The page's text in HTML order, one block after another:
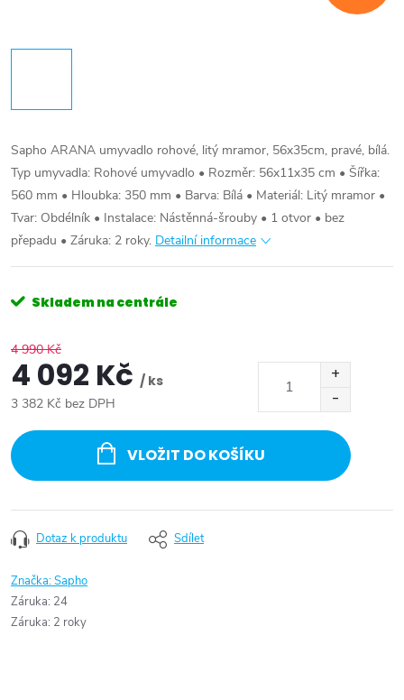
Sapho ARANA umyvadlo rohové, litý mramor, 56x35cm, pravé, bílá.
Typ umyvadla: Rohové umyvadlo • Rozměr: 56x11x35 cm • Šířka:
560 mm • Hloubka: 350 mm • Barva: Bílá • Materiál: Litý mramor •
Tvar: Obdélník • Instalace: Nástěnná-šrouby • 1 otvor • bez
přepadu • Záruka: 2 roky. Detailní informace
Skladem na centrále
4 990 Kč
4 092 Kč / ks
3 382 Kč bez DPH
cena:
VLOŽIT DO KOŠÍKU
Dotaz k produktu Sdílet
Značka:Sapho
Záruka: 24
Záruka: 2 roky